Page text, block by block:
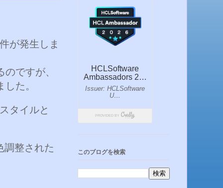
が発生しま
ですが、
た。
タイルと
調整された このブログを検索